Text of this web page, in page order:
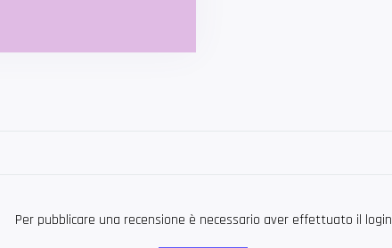
Per pubblicare una recensione è necessario aver effettuato il login